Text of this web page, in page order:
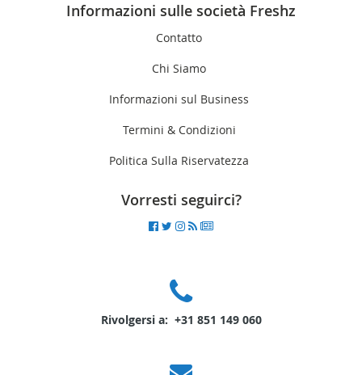
Informazioni sulle società Freshz
Contatto
Chi Siamo
Informazioni sul Business
Termini & Condizioni
Politica Sulla Riservatezza
Vorresti seguirci?
Rivolgersi a: +31 851 149 060